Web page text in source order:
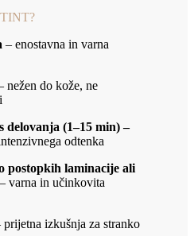
– enostavna in varna
nežen do kože, ne
delovanja (1–15 min) –
odtenka
postopkih laminacije ali
– varna in učinkovita
prijetna izkušnja za stranko